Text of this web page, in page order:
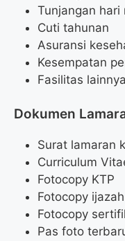
Tunjangan hari
Cuti tahunan
Asuransi
Kesempatan
Fasilitas
Dokumen
Surat lamaran
Curriculum
Fotocopy KTP
Fotocopy
Fotocopy
Pas foto